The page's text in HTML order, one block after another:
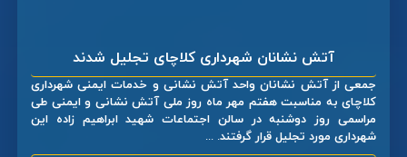
آتش نشانان شهرداری کلاچای تجلیل شدند
جمعی از آتش نشانان واحد آتش نشانی و خدمات ایمنی شهرداری
کلاچای به مناسبت هفتم مهر ماه روز ملی آتش نشانی و ایمنی طی
مراسمی روز دوشنبه در سالن اجتماعات شهید ابراهیم زاده این
شهرداری مورد تجلیل قرار گرفتند. ...